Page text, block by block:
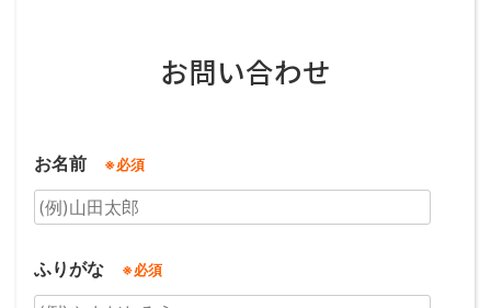
お問い合わせ
お名前 ※必須
ふりがな ※必須